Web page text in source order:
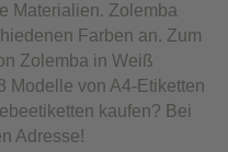
Materialien. Zolemba
Farben an. Zum
Zolemba in Weiß
Modelle von A4-Etiketten
kaufen? Bei
Adresse!